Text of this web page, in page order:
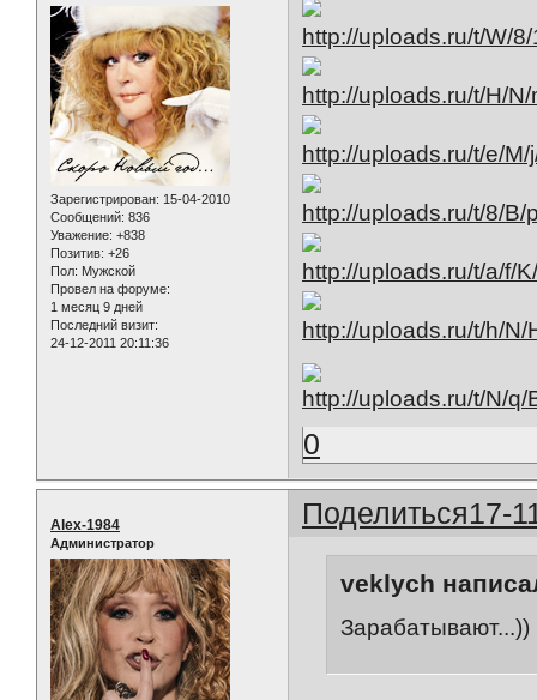
Зарегистрирован: 15-04-2010
Сообщений: 836
Уважение: +838
Позитив: +26
Пол: Мужской
Провел на форуме:
1 месяц 9 дней
Последний визит:
24-12-2011 20:11:36
0
Поделиться17-
Alex-1984
Администратор
veklych
Зарабатывают...))